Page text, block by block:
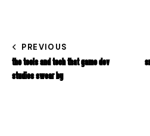
PREVIOUS
THE TOOLS AND TECH THAT GAME DEV
STUDIOS SWEAR BY